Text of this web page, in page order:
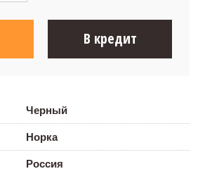
В кредит
Черный
Норка
Россия